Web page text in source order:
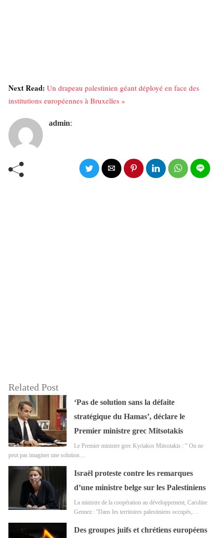
Next Read: Un drapeau palestinien géant déployé en face des
institutions européennes à Bruxelles »
admin:
Related Post
‘Pas de solution sans la défaite
stratégique du Hamas’, déclare le
Premier ministre grec Mitsotakis
Le Premier ministre grec Kyriakos Mitsotakis : " On ne
peut pas imaginer une solution…
Israël proteste contre les remarques
d’une ministre belge sur les Palestiniens
La ministre de la coopération au développement, Caroline
Gennez : ''Dans les territoires palestiniens occupés,…
Des groupes juifs et chrétiens européens